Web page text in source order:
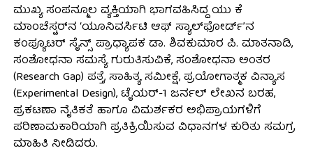
ಮುಖ್ಯ ಸಂಪನ್ಮೂಲ ವ್ಯಕ್ತಿಯಾಗಿ ಭಾಗವಹಿಸಿದ್ದ ಯು ಕೆ
ಮಾಂಚೆಸ್ಟರ್‌ನ ‘ಯೂನಿವರ್ಸಿಟಿ ಆಫ್ ಸ್ಯಾಲ್‌ಫೋರ್ಡ್’ನ
ಕಂಪ್ಯೂಟರ್ ಸೈನ್ಸ್ ಪ್ರಾಧ್ಯಾಪಕ ಡಾ. ಶಿವಕುಮಾರ ಪಿ. ಮಾತನಾಡಿ,
ಸಂಶೋಧನಾ ಸಮಸ್ಯೆ ಗುರುತಿಸುವಿಕೆ, ಸಂಶೋಧನಾ ಅಂತರ
(Research Gap) ಪತ್ತೆ, ಸಾಹಿತ್ಯ ಸಮೀಕ್ಷೆ, ಪ್ರಯೋಗಾತ್ಮಕ ವಿನ್ಯಾಸ
(Experimental Design), ಟೈಯರ್-1 ಜರ್ನಲ್ ಲೇಖನ ಬರಹ,
ಪ್ರಕಟಣಾ ನೈತಿಕತೆ ಹಾಗೂ ವಿಮರ್ಶಕರ ಅಭಿಪ್ರಾಯಗಳಿಗೆ
ಪರಿಣಾಮಕಾರಿಯಾಗಿ ಪ್ರತಿಕ್ರಿಯಿಸುವ ವಿಧಾನಗಳ ಕುರಿತು ಸಮಗ್ರ
ಮಾಹಿತಿ ನೀಡಿದರು.